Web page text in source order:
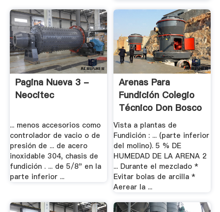
Pagina Nueva 3 -
Neocitec
... menos accesorios como
controlador de vacio o de
presión de ... de acero
inoxidable 304, chasis de
fundición . ... de 5/8" en la
parte inferior ...
Arenas Para
Fundición Colegio
Técnico Don Bosco
.
Vista a plantas de
Fundición : ... (parte inferior
del molino). 5 % DE
HUMEDAD DE LA ARENA 2
... Durante el mezclado *
Evitar bolas de arcilla *
Aerear la ...